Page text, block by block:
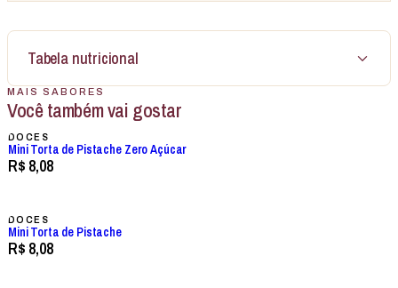
Tabela nutricional
MAIS SABORES
Você também vai gostar
DOCES
Mini Torta de Pistache Zero Açúcar
R$ 8,08
DOCES
Mini Torta de Pistache
R$ 8,08